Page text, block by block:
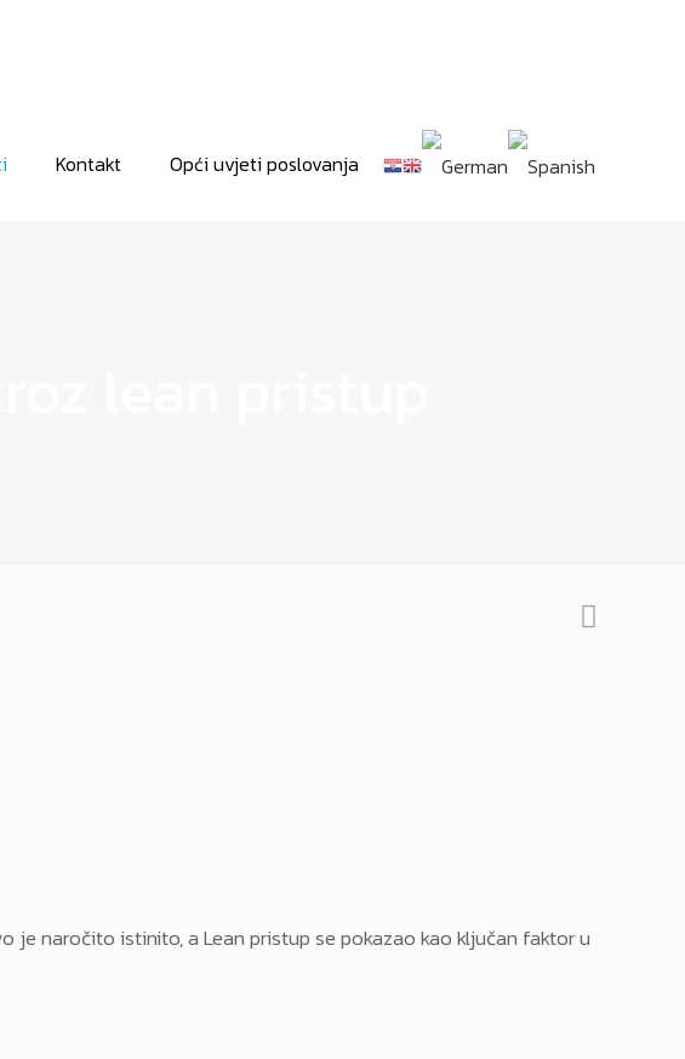
Kontakt Opći uvjeti poslovanja
je naročito istinito, a Lean pristup se pokazao kao ključan faktor u